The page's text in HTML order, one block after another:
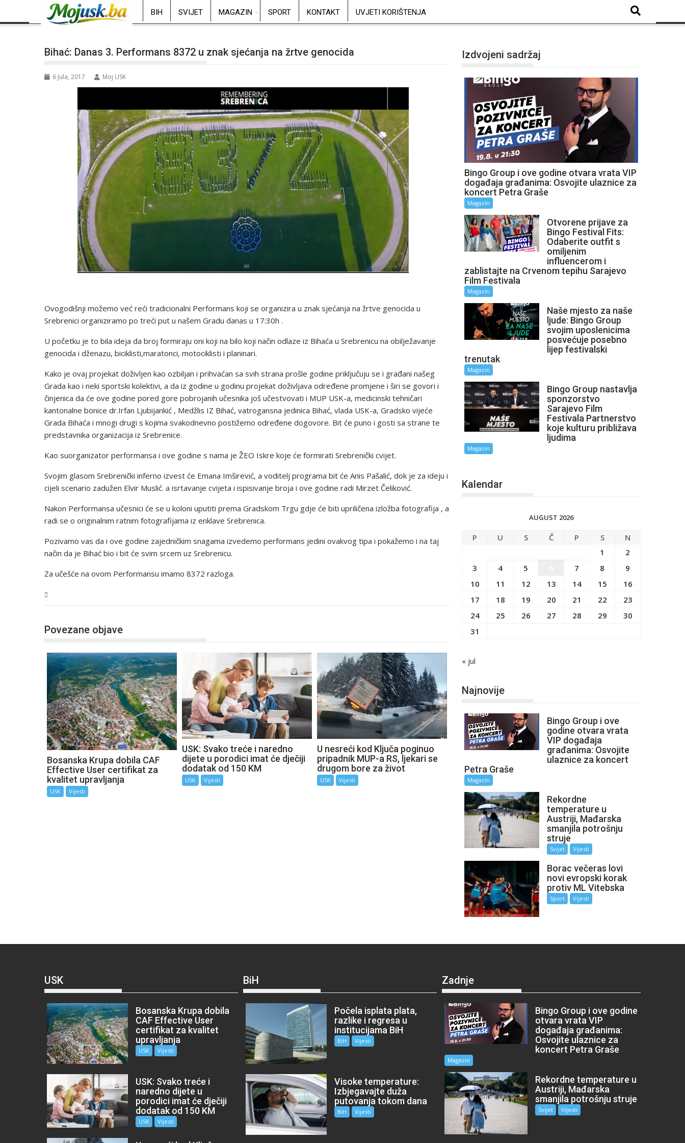
BIH SVIJET MAGAZIN SPORT KONTAKT UVJETI KORIŠTENJA
Bihać: Danas 3. Performans 8372 u znak sjećanja na žrtve genocida
6 Jula, 2017 Moj USK
Ovogodišnji možemo već reći tradicionalni Performans koji se organizira u znak sjećanja na žrtve genocida u
Srebrenici organiziramo po treći put u našem Gradu danas u 17:30h .
U početku je to bila ideja da broj formiraju oni koji na bilo koji način odlaze iz Bihaća u Srebrenicu na obilježavanje
genocida i dženazu, biciklisti,maratonci, motociklisti i planinari.
Kako je ovaj projekat doživljen kao ozbiljan i prihvaćan sa svih strana prošle godine priključuju se i građani našeg
Grada kao i neki sportski kolektivi, a da iz godine u godinu projekat doživljava određene promjene i širi se govori i
činjenica da će ove godine pored gore pobrojanih učesnika još učestvovati i MUP USK-a, medicinski tehničari
kantonalne bonice dr.Irfan Ljubijankić , Medžlis IZ Bihać, vatrogansna jedinica Bihać, vlada USK-a, Gradsko vijeće
Grada Bihaća i mnogi drugi s kojima svakodnevno postižemo određene dogovore. Bit će puno i gosti sa strane te
predstavnika organizacija iz Srebrenice.
Kao suorganizator performansa i ove godine s nama je ŽEO Iskre koje će formirati Srebrenički cvijet.
Svojim glasom Srebrenički inferno izvest će Emana Imširević, a voditelj programa bit će Anis Pašalić, dok je za ideju i
cijeli scenario zadužen Elvir Muslić. a isrtavanje cvijeta i ispisivanje broja i ove godine radi Mirzet Čeliković.
Nakon Performansa učesnici će se u koloni uputiti prema Gradskom Trgu gdje će biti upriličena izložba fotografija , a
radi se o originalnim ratnim fotografijama iz enklave Srebrenica.
Pozivamo vas da i ove godine zajedničkim snagama izvedemo performans jedini ovakvog tipa i pokažemo i na taj
način da je Bihać bio i bit će svim srcem uz Srebrenicu.
Za učešće na ovom Performansu imamo 8372 razloga.
Povezane objave
Bosanska Krupa dobila CAF
Effective User certifikat za
kvalitet upravljanja
USK Vijesti
USK: Svako treće i naredno
dijete u porodici imat će dječiji
dodatak od 150 KM
USK Vijesti
U nesreći kod Ključa poginuo
pripadnik MUP-a RS, ljekari se
drugom bore za život
USK Vijesti
Izdvojeni sadržaj
Bingo Group i ove godine otvara vrata VIP
događaja građanima: Osvojite ulaznice za
koncert Petra Graše
Magazin
Otvorene prijave za
Bingo Festival Fits:
Odaberite outfit s
omiljenim
influencerom i
zablistajte na Crvenom tepihu Sarajevo
Film Festivala
Magazin
Naše mjesto za naše
ljude: Bingo Group
svojim uposlenicima
posvećuje posebno
lijep festivalski
trenutak
Magazin
Bingo Group nastavlja
sponzorstvo
Sarajevo Film
Festivala Partnerstvo
koje kulturu približava
ljudima
Magazin
Kalendar
AUGUST 2026
P U S Č P S
N
1
2
3
4 5 7 8
9
10
11 12 13 14 15
16
17
18 19 20 21 22
23
24
25 26 27 28 29
30
31
« jul
Najnovije
Bingo Group i ove
godine otvara vrata
VIP događaja
građanima: Osvojite
ulaznice za koncert
Petra Graše
Magazin
Rekordne
temperature u
Austriji, Mađarska
smanjila potrošnju
struje
Svijet Vijesti
Borac večeras lovi
novi evropski korak
protiv ML Vitebska
Sport Vijesti
USK
Bosanska Krupa dobila
CAF Effective User
certifikat za kvalitet
upravljanja
USK Vijesti
USK: Svako treće i
naredno dijete u
porodici imat će dječiji
dodatak od 150 KM
USK Vijesti
BiH
Počela isplata plata,
razlike i regresa u
institucijama BiH
BiH Vijesti
Visoke temperature:
Izbjegavajte duža
putovanja tokom dana
BiH Vijesti
Zadnje
Bingo Group i ove godine
otvara vrata VIP
događaja građanima:
Osvojite ulaznice za
koncert Petra Graše
Magazin
Rekordne temperature u
Austriji, Mađarska
smanjila potrošnju struje
Svijet Vijesti